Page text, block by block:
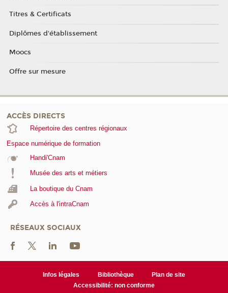
Titres & Certificats
Diplômes d'établissement
Moocs
Offre sur mesure
ACCÈS DIRECTS
Répertoire des centres régionaux
Espace numérique de formation
Handi'Cnam
Musée des arts et métiers
La boutique du Cnam
Accès à l'intraCnam
RÉSEAUX SOCIAUX
Infos légales Bibliothèque
Plan de site
Accessibilité: non conforme